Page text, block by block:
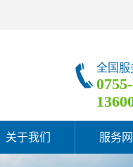
全国服
关于我们 服务